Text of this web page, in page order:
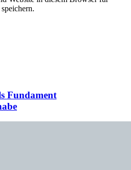
Fundament